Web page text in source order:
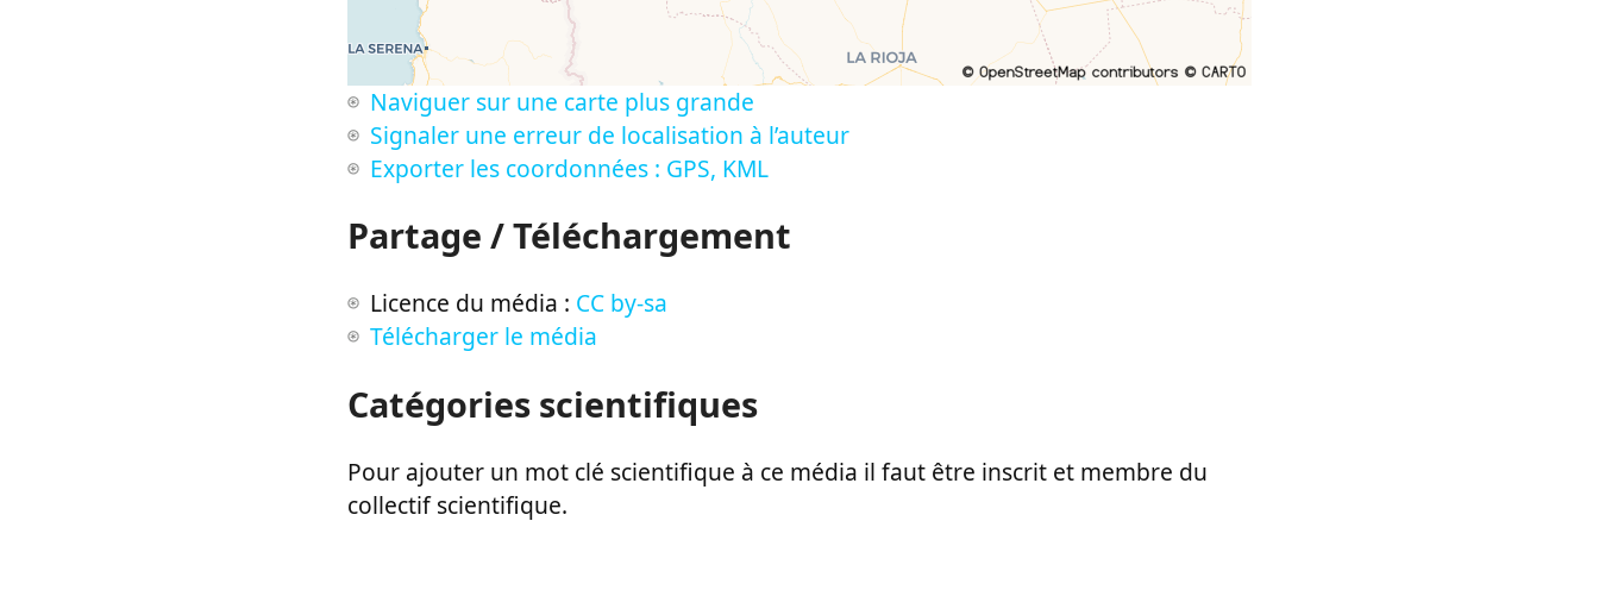
Naviguer sur une carte plus grande
Signaler une erreur de localisation à l’auteur
Exporter les coordonnées : GPS, KML
Partage / Téléchargement
Licence du média : CC by-sa
Télécharger le média
Catégories scientifiques
Pour ajouter un mot clé scientifique à ce média il faut être inscrit et membre du
collectif scientifique.